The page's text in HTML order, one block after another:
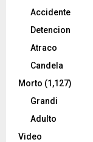
Accidente
Detencion
Atraco
Candela
Morto (1,127)
Grandi
Adulto
Video